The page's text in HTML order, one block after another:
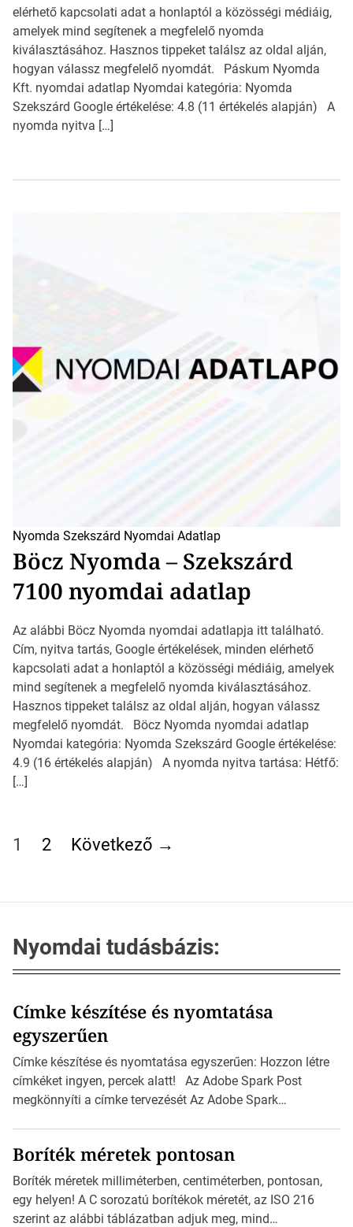
elérhető kapcsolati adat a honlaptól a közösségi médiáig,
amelyek mind segítenek a megfelelő nyomda
kiválasztásához. Hasznos tippeket találsz az oldal alján,
hogyan válassz megfelelő nyomdát. Páskum Nyomda
Kft. nyomdai adatlap Nyomdai kategória: Nyomda
Szekszárd Google értékelése: 4.8 (11 értékelés alapján) A
nyomda nyitva […]
Nyomda Szekszárd Nyomdai Adatlap
Böcz Nyomda – Szekszárd
7100 nyomdai adatlap
Az alábbi Böcz Nyomda nyomdai adatlapja itt található.
Cím, nyitva tartás, Google értékelések, minden elérhető
kapcsolati adat a honlaptól a közösségi médiáig, amelyek
mind segítenek a megfelelő nyomda kiválasztásához.
Hasznos tippeket találsz az oldal alján, hogyan válassz
megfelelő nyomdát. Böcz Nyomda nyomdai adatlap
Nyomdai kategória: Nyomda Szekszárd Google értékelése:
4.9 (16 értékelés alapján) A nyomda nyitva tartása: Hétfő:
[…]
B
e
g
z
é
s
e
k
l
a
p
o
z
á
s
a
1 2 Következő →
Nyomdai tudásbázis:
Címke készítése és nyomtatása
egyszerűen
Címke készítése és nyomtatása egyszerűen: Hozzon létre
címkéket ingyen, percek alatt! Az Adobe Spark Post
megkönnyíti a címke tervezését Az Adobe Spark
igazán foroghatnak a kreatív fogaskerekek, miközben
zajlik a saját címke készítése. Hogyan készítsünk címkét?
Válasszon méretet és alakot: Válassza ki a kívánt címke
méretét. Akár néhány személyes […]
Boríték méretek pontosan
Boríték méretek milliméterben, centiméterben, pontosan,
egy helyen! A C sorozatú borítékok méretét, az ISO 216
szerint az alábbi táblázatban adjuk meg, mind